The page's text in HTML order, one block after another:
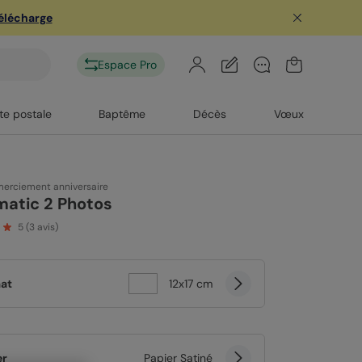
Espace Pro
postale Baptême Décès Vœux
anniversaire
2 Photos
5(3 avis)
12x17 cm
Papier Satiné